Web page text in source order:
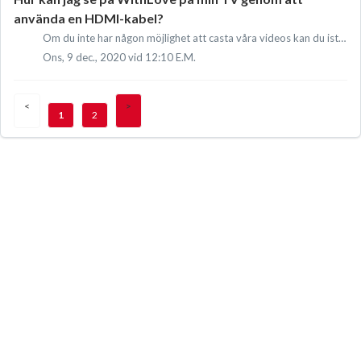
använda en HDMI-kabel?
Om du inte har någon möjlighet att casta våra videos kan du istället koppla din dator till din TV genom att använda en HDMI-kabel. Steg 1: Koppla den e...
Ons, 9 dec., 2020 vid 12:10 E.M.
1 2